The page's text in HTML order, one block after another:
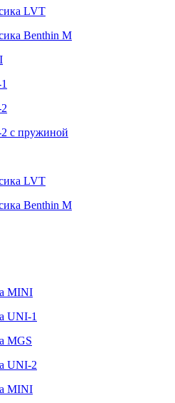
LVT
Benthin M
с пружиной
LVT
Benthin M
MINI
UNI-1
MGS
UNI-2
MINI